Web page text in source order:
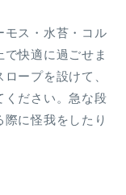
モス・水苔・コル
快適に過ごせま
ープを設けて、
ください。急な段
に怪我をしたり